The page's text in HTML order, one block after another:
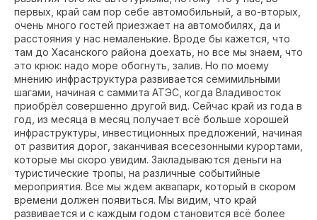
первых, край сам пор себе автомобильный, а во-вторых,
очень много гостей приезжает на автомобилях, да и
расстояния у нас немаленькие. Вроде бы кажется, что
там до Хасанского района доехать, но все мы знаем, что
это крюк: надо море обогнуть, залив. Но по моему
мнению инфраструктура развивается семимильными
шагами, начиная с саммита АТЭС, когда Владивосток
приобрёл совершенно другой вид. Сейчас край из года в
год, из месяца в месяц получает всё больше хорошей
инфраструктуры, инвестиционных предложений, начиная
от развития дорог, заканчивая всесезонными курортами,
которые мы скоро увидим. Закладываются деньги на
туристические тропы, на различные событийные
мероприятия. Все мы ждем аквапарк, который в скором
времени должен появиться. Мы видим, что край
развивается и с каждым годом становится всё более